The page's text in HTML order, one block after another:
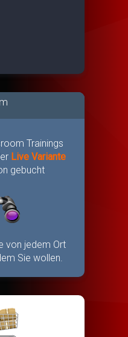
Trainings
Live Variante
gebucht
von jedem Ort
Sie wollen.